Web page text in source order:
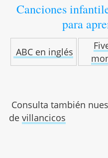
Canciones
para
ABC en inglés
Consulta también
de villancicos